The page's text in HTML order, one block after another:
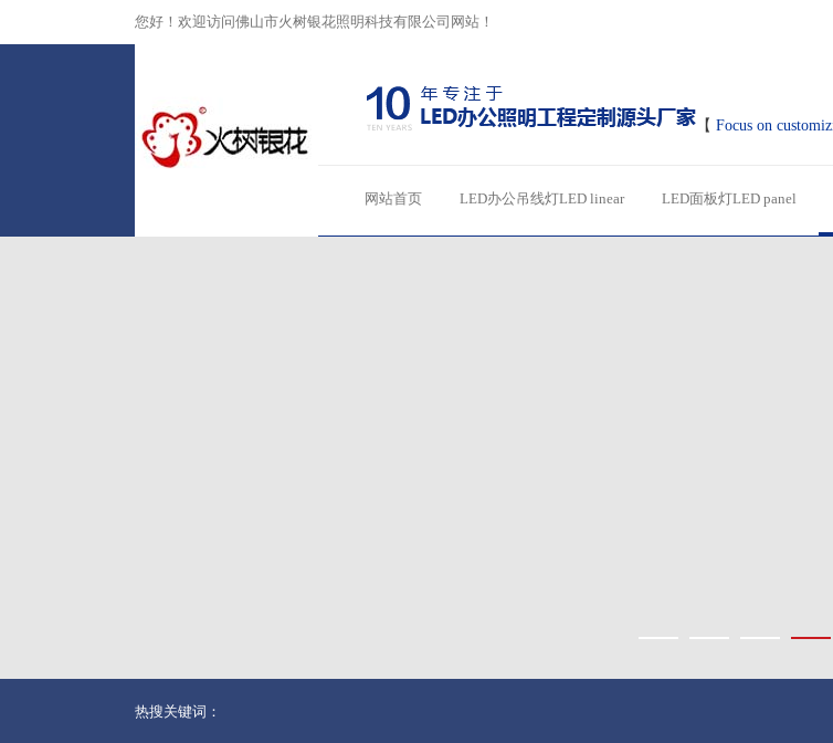
您好！欢迎访问佛山市火树银花照明科技有限公司网站！
【 Focus on
网站首页 LED办公吊线灯LED linear LED面板灯LED panel
热搜关键词：